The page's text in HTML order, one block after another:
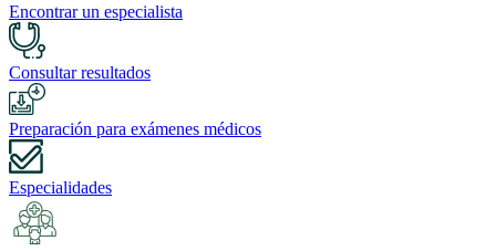
Encontrar un especialista
Consultar resultados
Preparación para exámenes médicos
Especialidades